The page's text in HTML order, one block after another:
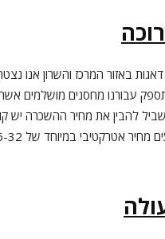
באזור המרכז והשרון אנו
עבורנו מחסנים מושלמים
בשביל להבין את מחיר ההשכרה יש